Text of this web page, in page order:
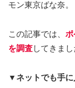
モン東京ばな奈。
この記事では、 ポ
を調査してきまし
▼ネットでも手に